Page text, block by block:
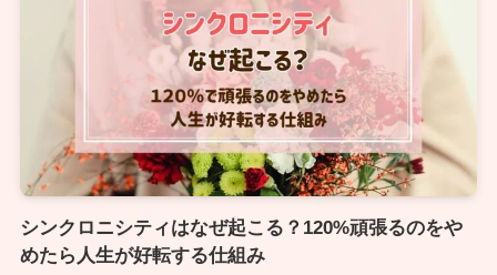
シンクロニシティはなぜ起こる？120%頑張るのをや
めたら人生が好転する仕組み